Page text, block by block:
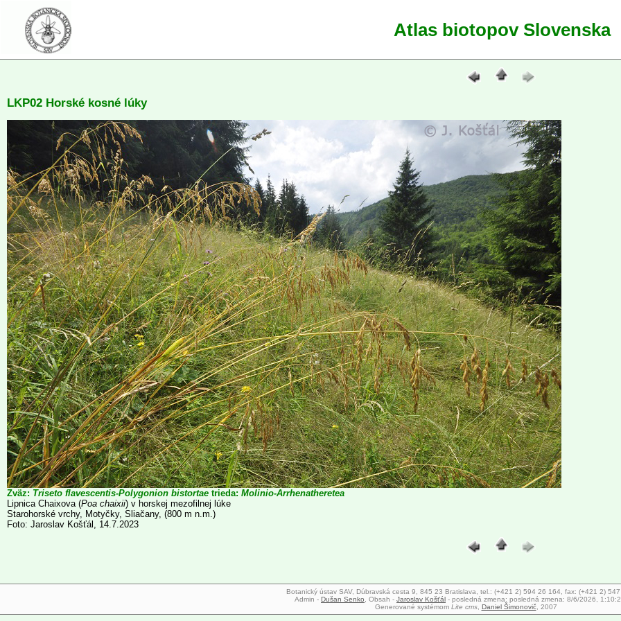
Atlas biotopov Slovenska
LKP02 Horské kosné lúky
Zväz: Triseto flavescentis-Polygonion bistortae trieda: Molinio-Arrhenatheretea
Lipnica Chaixova (Poa chaixii) v horskej mezofilnej lúke
Starohorské vrchy, Motyčky, Sliačany, (800 m n.m.)
Foto: Jaroslav Košťál, 14.7.2023
Botanický ústav SAV, Dúbravská cesta 9, 845 23 Bratislava, tel.: (+421 2) 594 26 164, fax: (+421 2)
Admin - Dušan Senko , Obsah - Jaroslav Košťál - posledná zmena: posledná zmena: 8/6/2026,
Generované systémom Lite cms, Daniel Šimonovič, 2007